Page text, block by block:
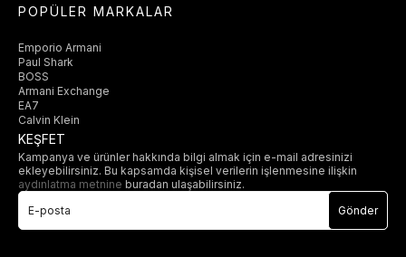
POPÜLER MARKALAR
Emporio Armani
Paul Shark
BOSS
Armani Exchange
EA7
Calvin Klein
KEŞFET
Kampanya ve ürünler hakkında bilgi almak için e-mail adresinizi
ekleyebilirsiniz. Bu kapsamda kişisel verilerin işlenmesine ilişkin
aydınlatma metnine buradan ulaşabilirsiniz.
Gönder